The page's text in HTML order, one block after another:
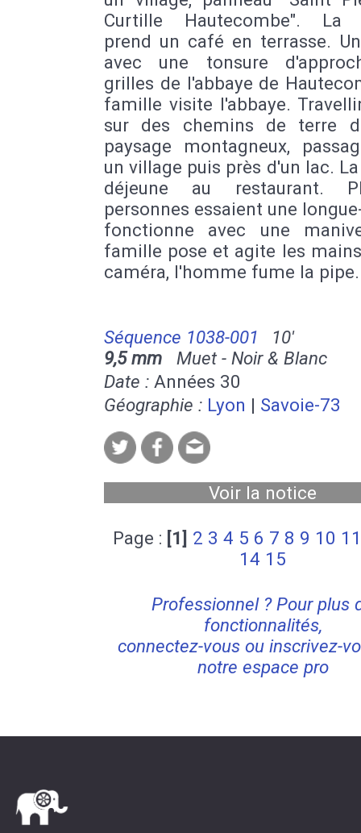
Curtille Hautecombe". La
prend un café en terrasse.
avec une tonsure
grilles de l'abbaye de
famille visite l'abbaye.
sur des chemins de terre
paysage montagneux,
un village puis près d'un lac.
déjeune au restaurant.
personnes essaient une
fonctionne avec une
famille pose et agite les
caméra, l'homme fume la pipe.
Séquence 1038-001
10'
9,5 mm Muet - Noir & Blanc
Date : Années 30
Géographie : Lyon | Savoie-73
Voir la notice
Page : [1] 2 3 4 5 6 7 8 9 10 11
14 15
Professionnel ? Pour plus
fonctionnalités,
connectez-vous ou inscrivez-
notre espace pro